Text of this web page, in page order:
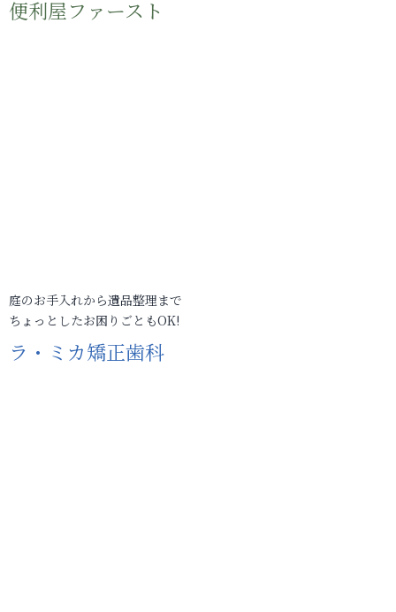
便利屋ファースト
庭のお手入れから遺品整理まで
ちょっとしたお困りごともOK!
ラ・ミカ矯正歯科